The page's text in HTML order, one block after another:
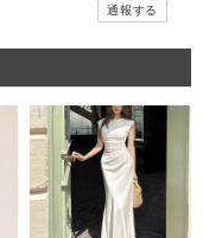
通報する